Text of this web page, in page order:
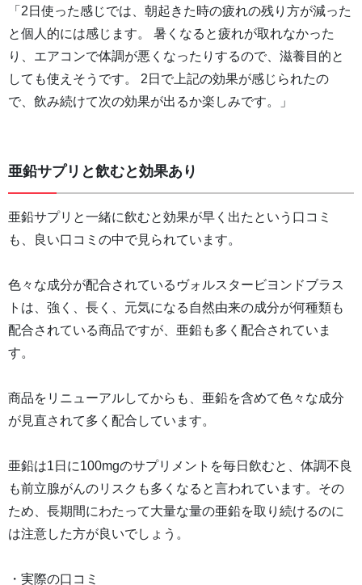
「2日使った感じでは、朝起きた時の疲れの残り方が減った
と個人的には感じます。 暑くなると疲れが取れなかった
り、エアコンで体調が悪くなったりするので、滋養目的と
しても使えそうです。 2日で上記の効果が感じられたの
で、飲み続けて次の効果が出るか楽しみです。」
亜鉛サプリと飲むと効果あり
亜鉛サプリと一緒に飲むと効果が早く出たという口コミ
も、良い口コミの中で見られています。
色々な成分が配合されているヴォルスタービヨンドブラス
トは、強く、長く、元気になる自然由来の成分が何種類も
配合されている商品ですが、亜鉛も多く配合されていま
す。
商品をリニューアルしてからも、亜鉛を含めて色々な成分
が見直されて多く配合しています。
亜鉛は1日に100mgのサプリメントを毎日飲むと、体調不良
も前立腺がんのリスクも多くなると言われています。その
ため、長期間にわたって大量な量の亜鉛を取り続けるのに
は注意した方が良いでしょう。
・実際の口コミ